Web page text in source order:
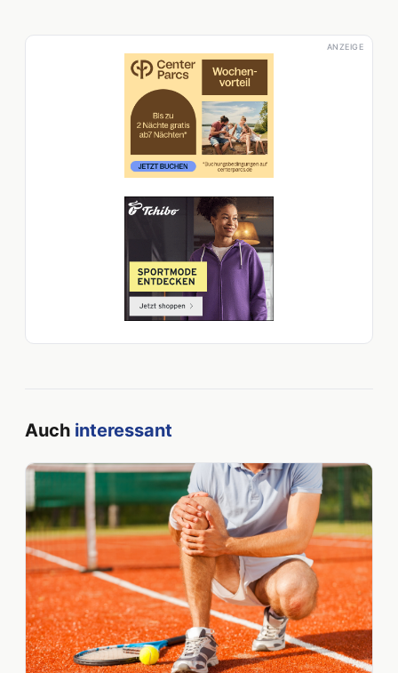
ANZEIGE
Auch interessant